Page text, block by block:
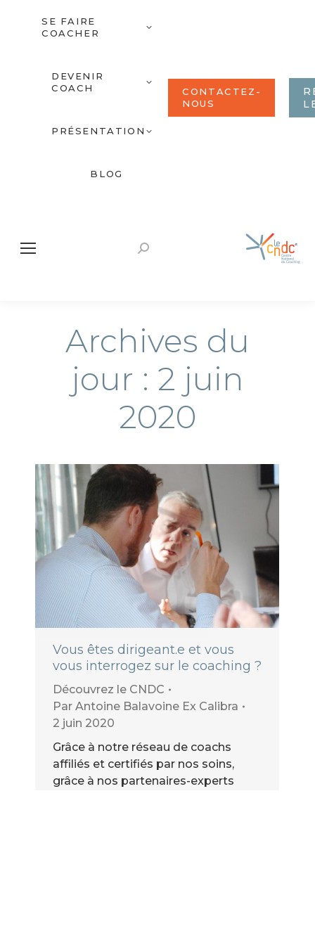
SE FAIRE
COACHER
DEVENIR
COACH
PRÉSENTATION
BLOG
CONTACTEZ-
NOUS
Recherche
Archives du
jour : 2 juin
2020
Vous êtes dirigeant.e et vous
vous interrogez sur le coaching ?
Découvrez le CNDC
Par Antoine Balavoine Ex Calibra
2 juin 2020
Grâce à notre réseau de coachs
affiliés et certifiés par nos soins,
grâce à nos partenaires-experts